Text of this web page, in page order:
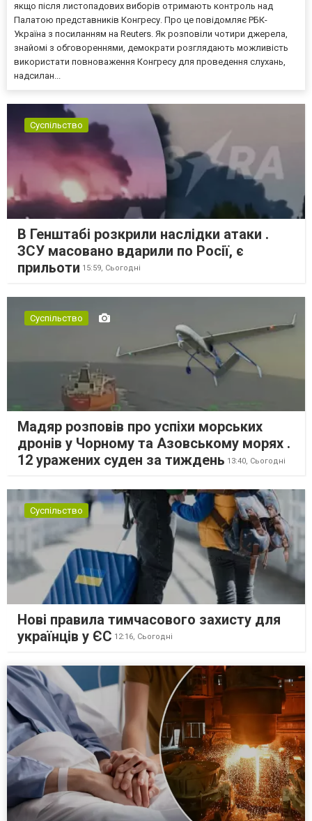
якщо після листопадових виборів отримають контроль над
Палатою представників Конгресу. Про це повідомляє РБК-
Україна з посиланням на Reuters. Як розповіли чотири джерела,
знайомі з обговореннями, демократи розглядають можливість
використати повноваження Конгресу для проведення слухань,
надсилан...
Суспільство
В Генштабі розкрили наслідки атаки .
ЗСУ масовано вдарили по Росії, є
прильоти 15:59, Сьогодні
Суспільство
Мадяр розповів про успіхи морських
дронів у Чорному та Азовському морях .
12 уражених суден за тиждень 13:40, Сьогодні
Суспільство
Нові правила тимчасового захисту для
українців у ЄС 12:16, Сьогодні